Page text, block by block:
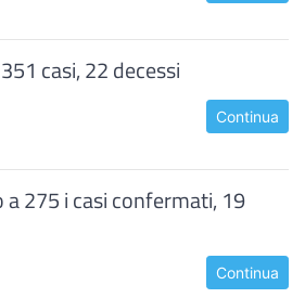
casi, 22 decessi
Continua
a 275 i casi confermati, 19
Continua